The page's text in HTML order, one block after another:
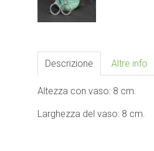
Descrizione Altre info
Altezza con vaso: 8 cm.
Larghezza del vaso: 8 cm.